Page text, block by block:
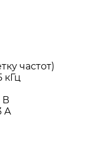
частот)
кГц
В
А